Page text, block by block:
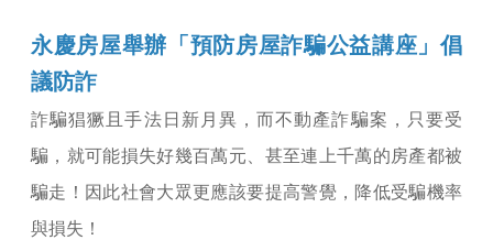
永慶房屋舉辦「預防房屋詐騙公益講座」倡
議防詐
詐騙猖獗且手法日新月異，而不動產詐騙案，只要受
騙，就可能損失好幾百萬元、甚至連上千萬的房產都被
騙走！因此社會大眾更應該要提高警覺，降低受騙機率
與損失！